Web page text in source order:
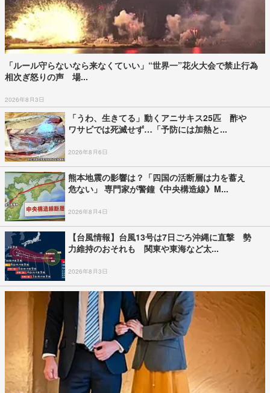
「ルール守らないなら来なくていい」“世界一”花火大会で禁止行為
相次ぎ怒りの声 場...
2026年8月3日
「うわ、生きてる」動くアニサキス25匹 酢や
ワサビでは死滅せず…「予防には加熱と...
2026年8月6日
熊本地震の影響は？「四国の活断層は力を蓄え
危ない」 専門家が警鐘《中央構造線》M...
2026年8月4日
【台風情報】台風13号は7日ごろ沖縄に直撃 勢
力維持のおそれも 関東や東海など太...
2026年8月3日